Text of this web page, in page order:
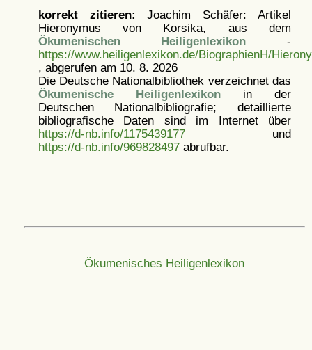
korrekt zitieren: Joachim Schäfer: Artikel
Hieronymus von Korsika, aus dem
Ökumenischen Heiligenlexikon -
https://www.heiligenlexikon.de/BiographienH/
, abgerufen am 10. 8. 2026
Die Deutsche Nationalbibliothek verzeichnet das
Ökumenische Heiligenlexikonin der
Deutschen Nationalbibliografie; detaillierte
bibliografische Daten sind im Internet über
https://d-nb.info/1175439177und
https://d-nb.info/969828497abrufbar.
Ökumenisches Heiligenlexikon